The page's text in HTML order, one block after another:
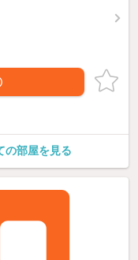
の部屋を見る